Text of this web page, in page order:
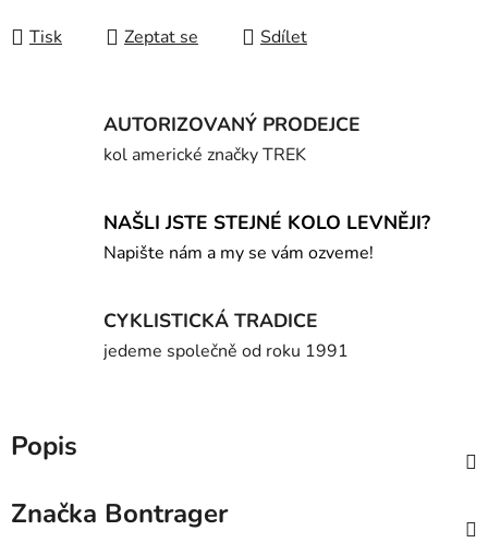
Tisk Zeptat se Sdílet
AUTORIZOVANÝ PRODEJCE
kol americké značky TREK
NAŠLI JSTE STEJNÉ KOLO LEVNĚJI?
Napište nám a my se vám ozveme!
CYKLISTICKÁ TRADICE
jedeme společně od roku 1991
Popis
Značka Bontrager